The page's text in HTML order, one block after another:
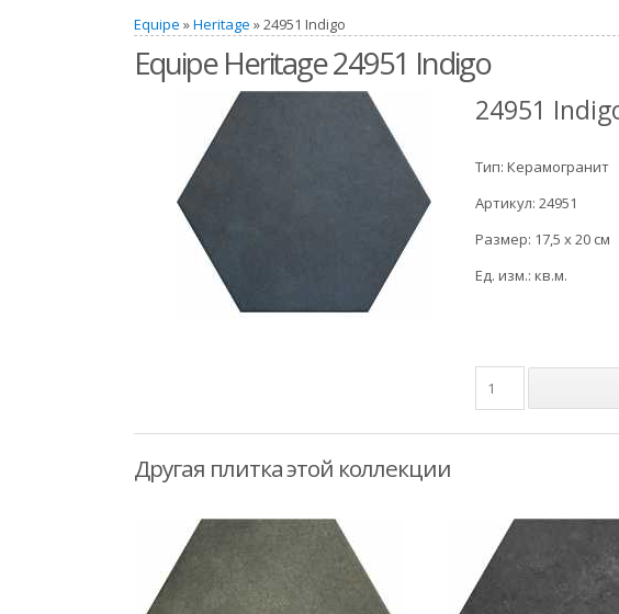
Equipe »Heritage » 24951 Indigo
Equipe Heritage 24951 Indigo
24951
Тип: Керамогранит
Артикул: 24951
Размер: 17,5 x 20 см
Ед. изм.: кв.м.
Другая плитка этой коллекции